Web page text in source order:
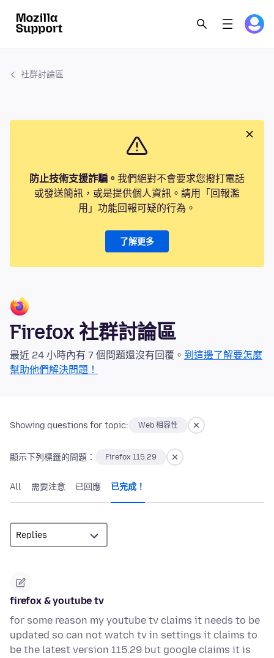
社群討論區
防止技術支援詐騙。 我們絕對不會要求您撥打電話
或發送簡訊，或是提供個人資訊。請用「回報濫
用」功能回報可疑的行為。
了解更多
Firefox 社群討論區
最近 24 小時內有 7 個問題還沒有回覆。 到這邊了解要怎麼
幫助他們解決問題！
Showing questions for topic: Web 相容性
顯示下列標籤的問題： Firefox 115.29
All 需要注意 已回應 已完成！
firefox & youtube tv
for some reason my youtube tv claims it needs to be
updated so can not watch tv in settings it claims to
be the latest version 115.29 but google claims it is